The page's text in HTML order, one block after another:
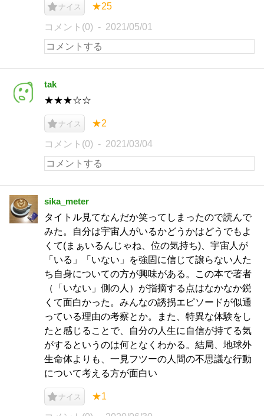
ナイス ★25
コメント(0) 2021/05/01
tak
★★★☆☆
ナイス ★2
コメント(0) 2021/03/04
sika_meter
タイトル見てなんだか笑ってしまったので読んで
みた。自分は宇宙人がいるかどうかはどうでもよ
くて(まぁいるんじゃね、位の気持ち)、宇宙人が
「いる」「いない」を強固に信じて譲らない人た
ち自身についての方が興味がある。この本で著者
（「いない」側の人）が指摘する点はなかなか鋭
くて面白かった。みんなの誘拐エピソードが似通
っている理由の考察とか。また、特異な体験をし
たと感じることで、自分の人生に自信が持てる気
がするというのは何となくわかる。結局、地球外
生命体よりも、一見フツーの人間の不思議な行動
について考える方が面白い
ナイス ★1